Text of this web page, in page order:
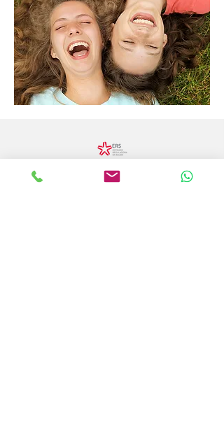
LPBNCARE LDA